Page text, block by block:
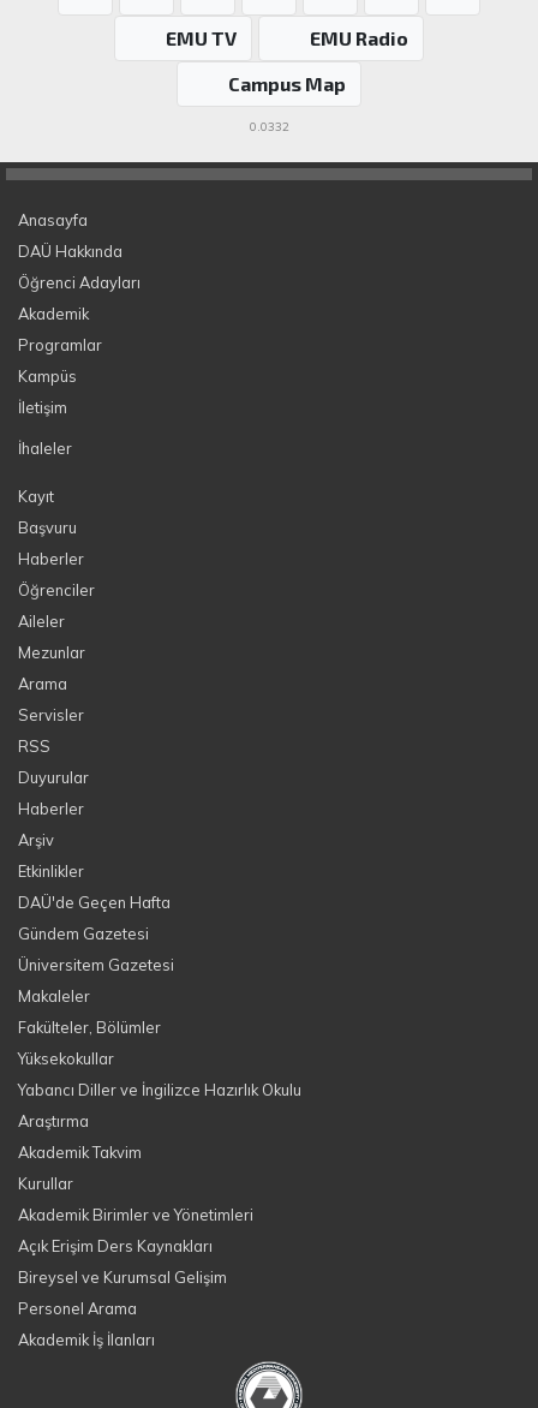
EMU TV
EMU Radio
Campus Map
0.0332
Anasayfa
DAÜ Hakkında
Öğrenci Adayları
Akademik
Programlar
Kampüs
İletişim
İhaleler
Kayıt
Başvuru
Haberler
Öğrenciler
Aileler
Mezunlar
Arama
Servisler
RSS
Duyurular
Haberler
Arşiv
Etkinlikler
DAÜ'de Geçen Hafta
Gündem Gazetesi
Üniversitem Gazetesi
Makaleler
Fakülteler, Bölümler
Yüksekokullar
Yabancı Diller ve İngilizce Hazırlık Okulu
Araştırma
Akademik Takvim
Kurullar
Akademik Birimler ve Yönetimleri
Açık Erişim Ders Kaynakları
Bireysel ve Kurumsal Gelişim
Personel Arama
Akademik İş İlanları